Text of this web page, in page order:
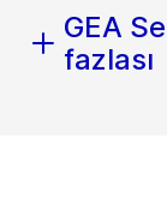
GEA
fazlası